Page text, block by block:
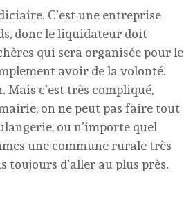
C’est une entreprise
donc le liquidateur doit
qui sera organisée pour le
avoir de la volonté.
c’est très compliqué,
on ne peut pas faire tout
ou n’importe quel
une commune rurale très
toujours d’aller au plus près.